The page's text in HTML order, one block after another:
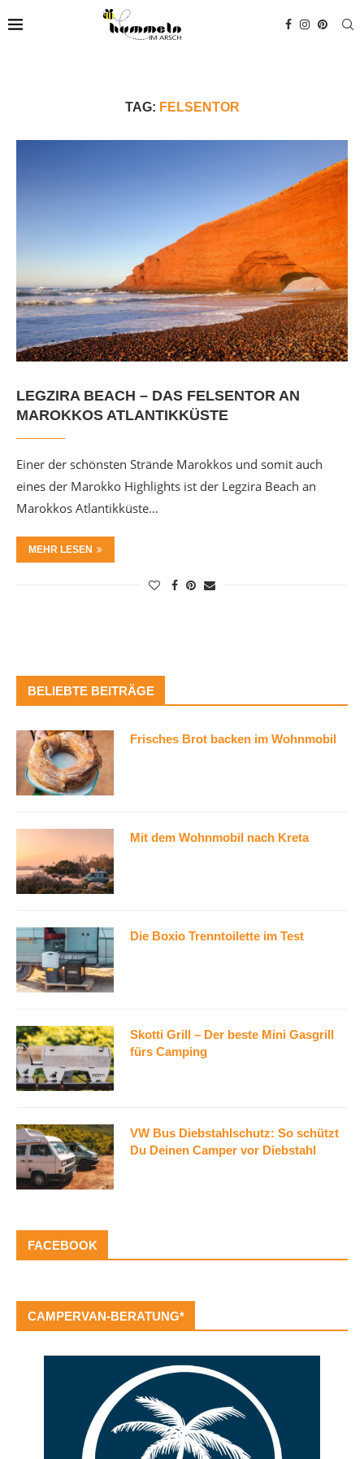
TAG: FELSENTOR
LEGZIRA BEACH – DAS FELSENTOR AN
MAROKKOS ATLANTIKKÜSTE
Einer der schönsten Strände Marokkos und somit auch
eines der Marokko Highlights ist der Legzira Beach an
Marokkos Atlantikküste…
MEHR LESEN
BELIEBTE BEITRÄGE
Frisches Brot backen im Wohnmobil
Mit dem Wohnmobil nach Kreta
Die Boxio Trenntoilette im Test
Skotti Grill – Der beste Mini Gasgrill
fürs Camping
VW Bus Diebstahlschutz: So schützt
Du Deinen Camper vor Diebstahl
FACEBOOK
CAMPERVAN-BERATUNG*